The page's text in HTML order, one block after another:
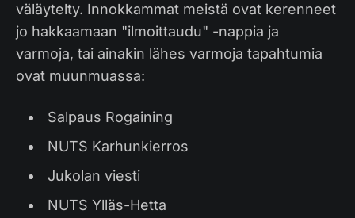
väläytelty. Innokkammat meistä ovat kerenneet
jo hakkaamaan "ilmoittaudu" -nappia ja
varmoja, tai ainakin lähes varmoja tapahtumia
ovat muunmuassa:
Salpaus Rogaining
NUTS Karhunkierros
Jukolan viesti
NUTS Ylläs-Hetta